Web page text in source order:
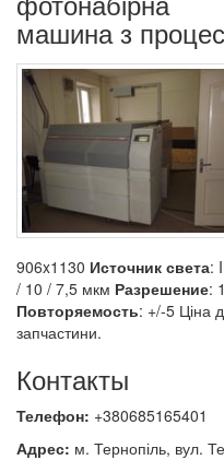
машина з
906x1130 Источник света:
/ 10 / 7,5 мкм Разрешение:
Повторяемость: +/-5 Ціна
запчастини.
Контакты
Телефон: +380685165401
Адрес: м. Тернопіль, вул.